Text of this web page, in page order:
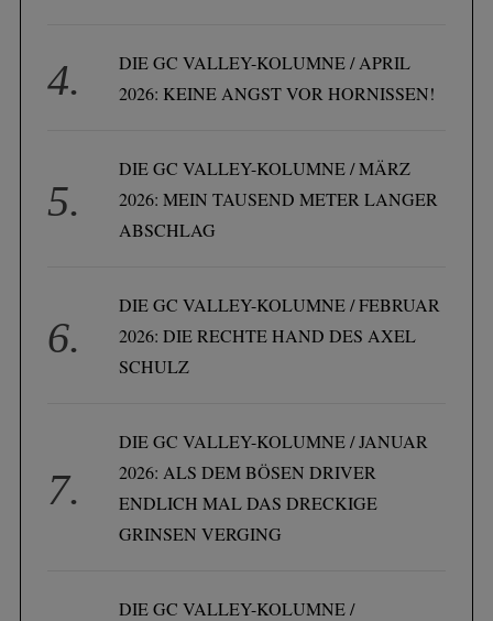
DIE GC VALLEY-KOLUMNE / APRIL
2026: KEINE ANGST VOR HORNISSEN!
DIE GC VALLEY-KOLUMNE / MÄRZ
2026: MEIN TAUSEND METER LANGER
ABSCHLAG
DIE GC VALLEY-KOLUMNE / FEBRUAR
2026: DIE RECHTE HAND DES AXEL
SCHULZ
DIE GC VALLEY-KOLUMNE / JANUAR
2026: ALS DEM BÖSEN DRIVER
ENDLICH MAL DAS DRECKIGE
GRINSEN VERGING
DIE GC VALLEY-KOLUMNE /